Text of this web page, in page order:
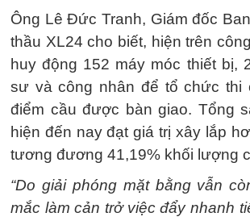
Ông Lê Đức Tranh, Giám đốc
thầu XL24 cho biết, hiện trên
huy động 152 máy móc thiết bị,
sư và công nhân để tổ chức thi
điểm cầu được bàn giao. Tổng
hiện đến nay đạt giá trị xây lắp
tương đương 41,19% khối lượng
“Do giải phóng mặt bằng vẫn
mắc làm cản trở việc đẩy nhanh